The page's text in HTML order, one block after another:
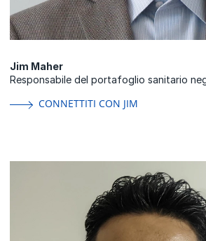
Jim Maher
Responsabile del portafoglio sanitario
CONNETTITI CON JIM